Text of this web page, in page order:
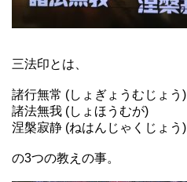
三法印とは、
諸行無常 (しょぎょうむじょう)
諸法無我 (しょほうむが)
涅槃寂静 (ねはんじゃくじょう)
の3つの教えの事。